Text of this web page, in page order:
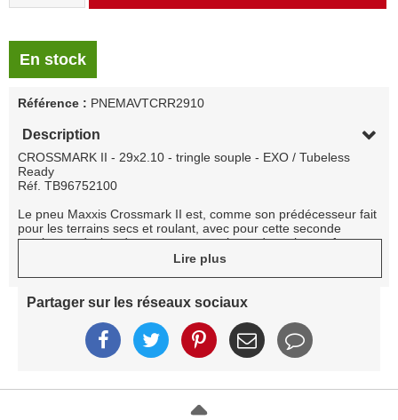
En stock
Référence : PNEMAVTCRR2910
Description
CROSSMARK II - 29x2.10 - tringle souple - EXO / Tubeless
Ready
Réf. TB96752100
Le pneu Maxxis Crossmark II est, comme son prédécesseur fait
pour les terrains secs et roulant, avec pour cette seconde
version un design de crampons revu le rendant plus performant
Lire plus
Partager sur les réseaux sociaux